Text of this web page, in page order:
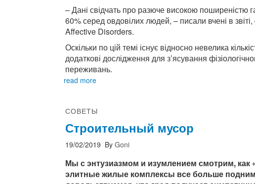
– Дані свідчать про разюче високою поширеністю
60% серед овдовілих людей, – писали вчені в
Affective Disorders.
Оскільки по цій темі існує відносно невелика
додаткові дослідження для з’ясування
переживань.
read more
СОВЕТЫ
Строительный мусор
19/02/2019 By Goni
Мы с энтузиазмом и изумлением смотрим, как
элитные жилые комплексы все больше